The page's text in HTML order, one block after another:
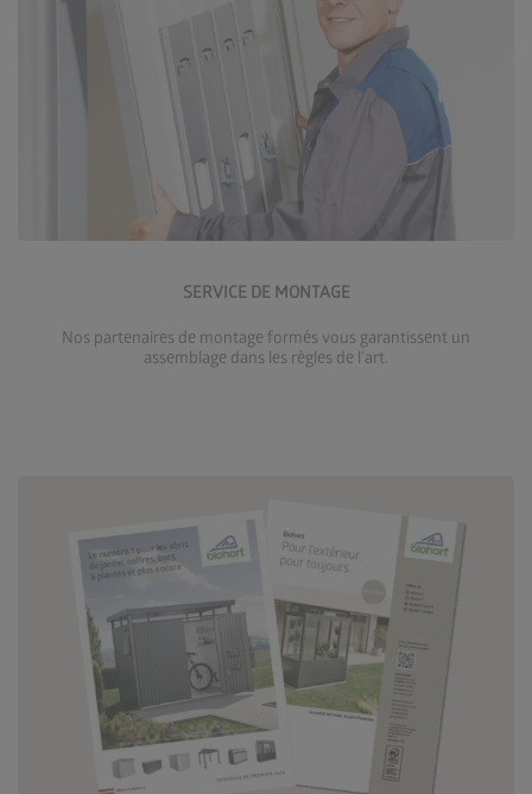
SERVICE DE MONTAGE
Nos partenaires de montage formés vous garantissent un
assemblage dans les règles de l’art.